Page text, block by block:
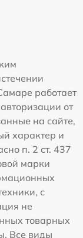
работает
от
на сайте,
характер и
п. 2 ст. 437
марки
с
не
товарных
Все виды